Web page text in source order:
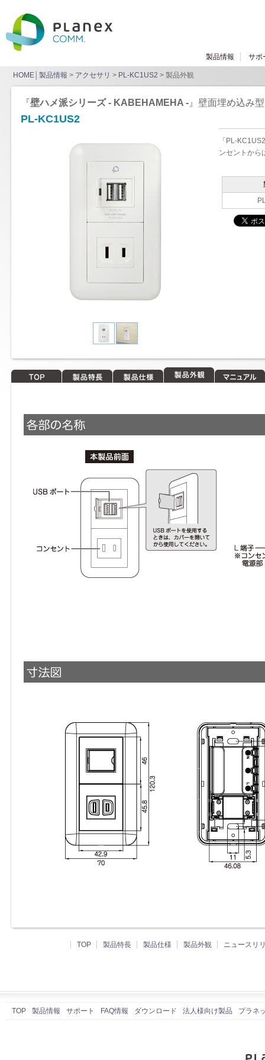
製品情報 サポ
HOME 製品情報 > アクセサリ > PL-KC1US2 > 製品外観
『壁ハメ派シリーズ - KABEHAMEHA - 』壁面埋め込み
PL-KC1US2
「PL-
ンセントから
TOP 製品特長 製品仕様 製品外観 ニュースリ
TOP 製品情報 サポート FAQ情報 ダウンロード 法人様向け製品 プラネ